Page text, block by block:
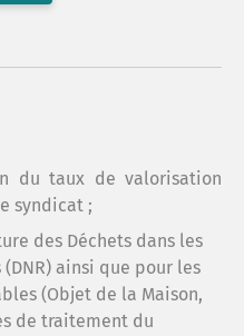
du taux de valorisation
syndicat ;
des Déchets dans les
ainsi que pour les
(Objet de la Maison,
de traitement du